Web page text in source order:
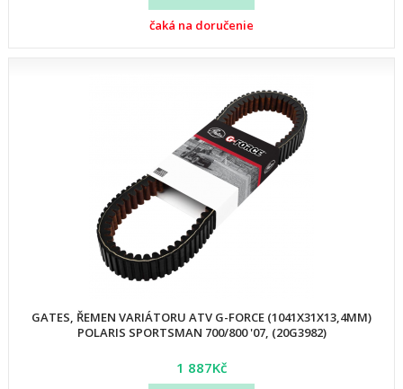
čaká na doručenie
GATES, ŘEMEN VARIÁTORU ATV G-FORCE (1041X31X13,4MM)
POLARIS SPORTSMAN 700/800 '07, (20G3982)
1 887Kč